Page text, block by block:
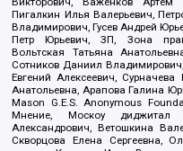
Пигалкин Илья Валерьевич,
Владимирович, Гусев Андрей
Петр Юрьевич, ЗП, Зона
Вольтская Татьяна
Сотников Даниил
Евгений Алексеевич,
Анатольевна, Арапова Галина
Mason G.E.S. Anonymous
Мнение, Москоу диджитал
Александрович, Ветошкина
Скворцова Елена Сергеевна,